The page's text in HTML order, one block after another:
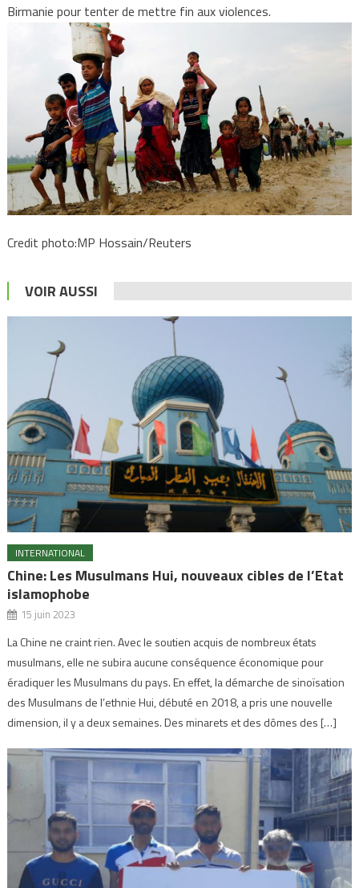
Birmanie pour tenter de mettre fin aux violences.
Credit photo:MP Hossain/Reuters
VOIR AUSSI
INTERNATIONAL
Chine: Les Musulmans Hui, nouveaux cibles de l’Etat
islamophobe
15 juin 2023
La Chine ne craint rien. Avec le soutien acquis de nombreux états
musulmans, elle ne subira aucune conséquence économique pour
éradiquer les Musulmans du pays. En effet, la démarche de sinoïsation
des Musulmans de l’ethnie Hui, débuté en 2018, a pris une nouvelle
dimension, il y a deux semaines. Des minarets et des dômes des […]